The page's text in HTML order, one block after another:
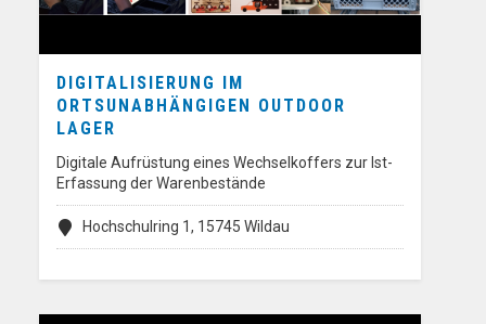
DIGITALISIERUNG IM
ORTSUNABHÄNGIGEN OUTDOOR
LAGER
Digitale Aufrüstung eines Wechselkoffers zur Ist-
Erfassung der Warenbestände
Hochschulring 1, 15745 Wildau